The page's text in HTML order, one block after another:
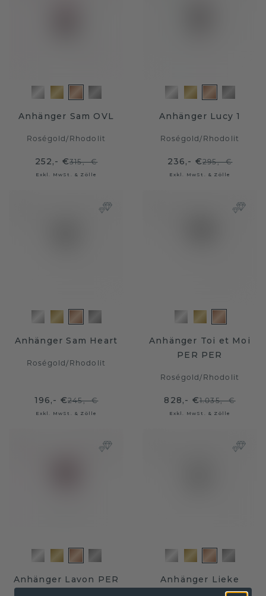
Anhänger Sam OVL
Roségold/ Rhodolit
252,- €315,- €
Exkl. MwSt. & Zölle
Anhänger Lucy 1
Roségold/ Rhodolit
236,- €295,- €
Exkl. MwSt. & Zölle
Anhänger Sam Heart
Roségold/ Rhodolit
196,- €245,- €
Exkl. MwSt. & Zölle
Anhänger Toi et Moi
PER PER
Roségold/ Rhodolit
828,- €1.035,- €
Exkl. MwSt. & Zölle
Anhänger Lavon PER Anhänger Lieke